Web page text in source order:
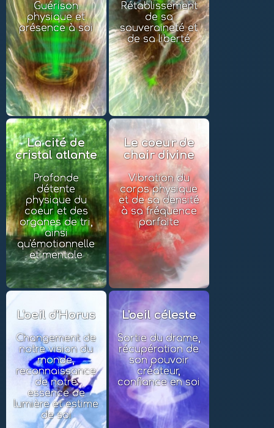
Guérison
physique et
présence à soi
Rétablissement
de sa
souveraineté et
de sa liberté
La cité de
cristal atlante
Profonde
détente
physique du
coeur et des
organes de tri,
ainsi
qu'émotionnelle
et mentale
Le coeur de
chair divine
Vibration du
corps physique
et de sa densité
à sa fréquence
parfaite
L'oeil d'Horus
Changement de
notre vision du
monde,
reconnaissance
de notre
essence de
lumière et estime
de soi
L'oeil céleste
Sortie du drame,
récupération de
son pouvoir
créateur,
confiance en soi